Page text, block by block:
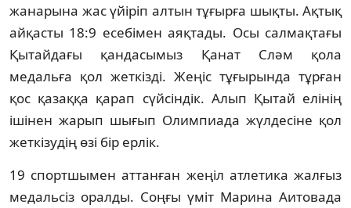
жанарына жас үйiрiп алтын тұғырға шықты. Ақтық
айқасты 18:9 есебiмен аяқтады. Осы салмақтағы
Қытайдағы қандасымыз Қанат Сләм қола
медальға қол жеткiздi. Жеңiс тұғырында тұрған
қос қазаққа қарап сүйсiндiк. Алып Қытай елiнiң
iшiнен жарып шығып Олимпиада жүлдесiне қол
жеткiзудiң өзi бiр ерлiк.
19 спортшымен аттанған жеңiл атлетика жалғыз
медальсiз оралды. Соңғы үмiт Марина Аитовада